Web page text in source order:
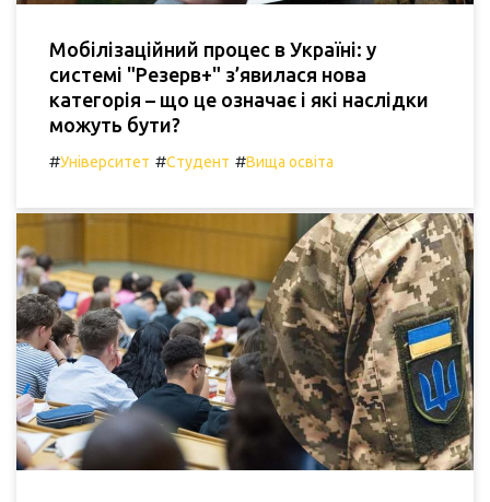
Мобілізаційний процес в Україні: у
системі "Резерв+" з’явилася нова
категорія – що це означає і які наслідки
можуть бути?
#Університет #Студент #Вища освіта